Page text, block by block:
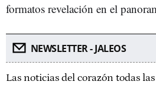
formatos revelación en el
NEWSLETTER - JALEOS
Las noticias del corazón todas